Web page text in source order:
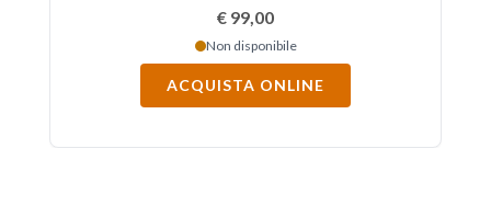
solo ±0,1 cent di tolleranza, Range frequenze: da
A4=436 a 445Hz (1Hz
step), Alimentazione Adattatore AC (opzionale).
€ 99,00
Non disponibile
ACQUISTA ONLINE